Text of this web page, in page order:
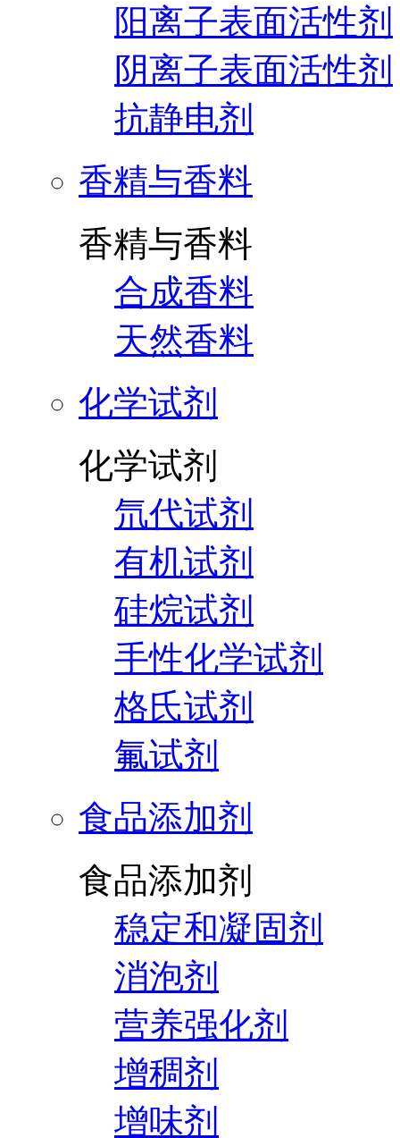
阳离子表面活性剂
阴离子表面活性剂
抗静电剂
香精与香料
香精与香料
合成香料
天然香料
化学试剂
化学试剂
氘代试剂
有机试剂
硅烷试剂
手性化学试剂
格氏试剂
氟试剂
食品添加剂
食品添加剂
稳定和凝固剂
消泡剂
营养强化剂
增稠剂
增味剂